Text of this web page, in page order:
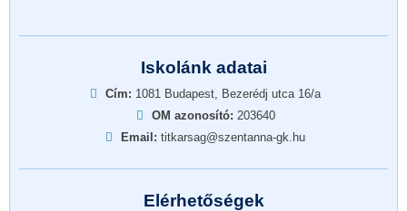
Iskolánk adatai
Cím: 1081 Budapest, Bezerédj utca 16/a
OM azonosító: 203640
Email: titkarsag@szentanna-gk.hu
Elérhetőségek